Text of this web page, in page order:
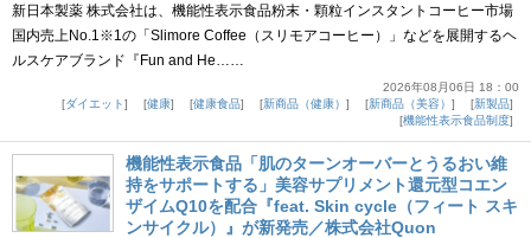
新日本製薬 株式会社は、機能性表示食品粉末・顆粒インスタントコーヒー市場
国内売上No.1※1の「Slimore Coffee（スリモアコーヒー）」などを展開するヘ
ルスケアブランド『Fun and He……
2026年08月06日 18：00
ダイエット
健康 健康食品 新商品（健康） 新商品（美容）
新製品
機能性表示食品制度
機能性表示食品「肌のターンオーバーとうるおい維
持をサポートする」美容サプリメント還元型コエン
ザイムQ10を配合『feat. Skin cycle（フィート スキ
ンサイクル）』が新発売／株式会社Quon